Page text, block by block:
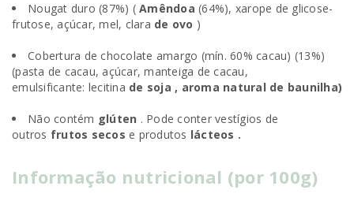
Nougat duro (87%) ( Amêndoa (64%), xarope de glicose-
frutose, açúcar, mel, clara de ovo )
Cobertura de chocolate amargo (mín. 60% cacau) (13%)
(pasta de cacau, açúcar, manteiga de cacau,
emulsificante: lecitina de soja , aroma natural de baunilha)
Não contém glúten . Pode conter vestígios de
outros frutos secos e produtos lácteos .
Informação nutricional (por 100g)